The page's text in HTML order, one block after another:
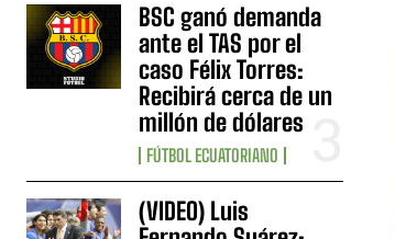
BSC ganó demanda
ante el TAS por el
caso Félix Torres:
Recibirá cerca de un
millón de dólares
FÚTBOL ECUATORIANO
(VIDEO) Luis